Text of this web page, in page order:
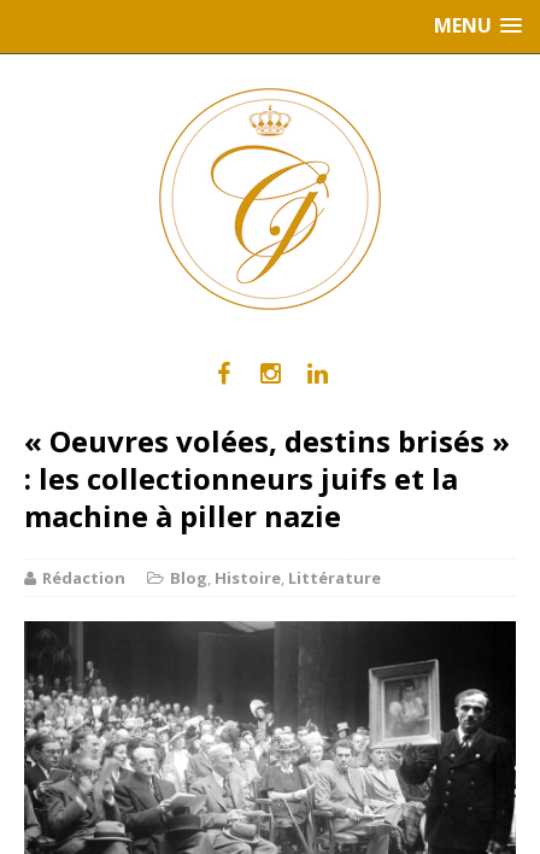
MENU
« Oeuvres volées, destins brisés »
: les collectionneurs juifs et la
machine à piller nazie
Rédaction Blog, Histoire, Littérature